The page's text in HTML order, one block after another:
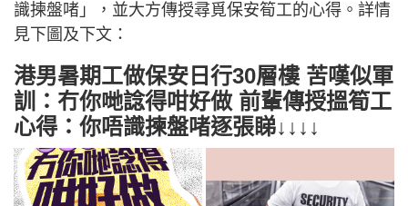
識揀盤啫」，並大方傳授尋覓保安筍工的心得。詳情
見下圖及下文：
港男暑期工做保安日行30層樓 苦嘆似軍
訓：冇你哋諗得咁好做 前輩傳授搵筍工
心得：你唔識揀盤啫逐張睇↓↓↓↓